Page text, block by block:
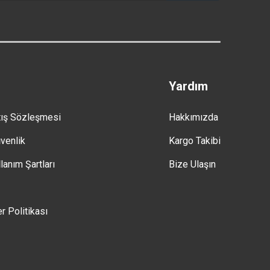
Sözleşmesi
Şartları
Politikası
Yardım
Hakkımızda
Kargo Takibi
Bize Ulaşın